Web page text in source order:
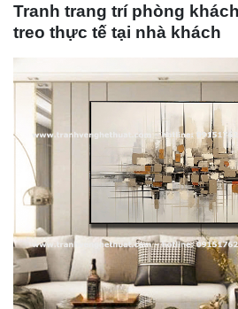
Tranh trang trí phòng
treo thực tế tại nhà khách